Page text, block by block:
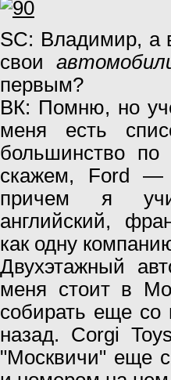
SC: Владимир, а
свои
первым?
ВК: Помню, но
меня есть
большинство
скажем, Ford
причем я
английский,
как одну
Двухэтажный
меня стоит в
собирать еще со
назад. Corgi
"Москвичи" еще